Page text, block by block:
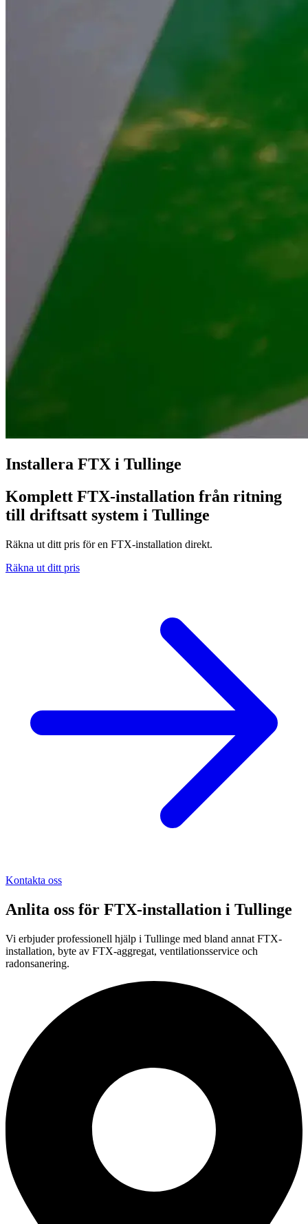
Installera FTX i Tullinge
Komplett FTX-installation från ritning
till driftsatt system i Tullinge
Räkna ut ditt pris för en FTX-installation direkt.
Räkna ut ditt pris
Kontakta oss
Anlita oss för FTX-installation i Tullinge
Vi erbjuder professionell hjälp i Tullinge med bland annat FTX-
installation, byte av FTX-aggregat, ventilationsservice och
radonsanering.